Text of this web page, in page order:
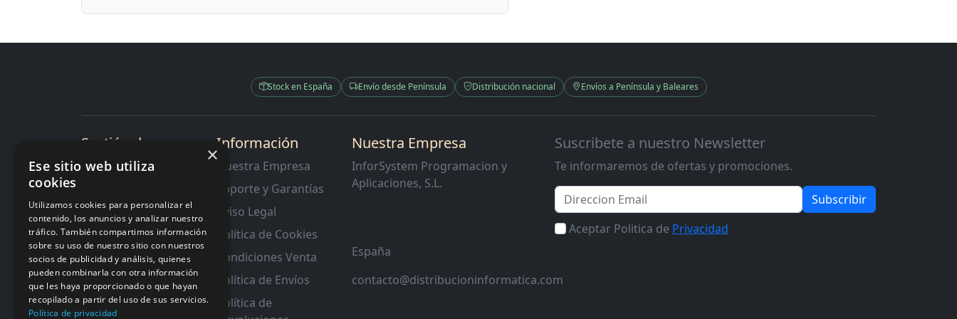
Stock en España Envío desde Península Distribución nacional Envíos a Península y Baleares
Sectión de
Interes
RMA y Garantias
Información
Nuestra Empresa
Soporte y Garantías
Aviso Legal
Política de Cookies
Condiciones Venta
Política de Envíos
Política de
Nuestra Empresa
InforSystem Programacion y
Aplicaciones, S.L.
España
contacto@distribucioninformatica.com
Suscribete a nuestro Newsletter
Te informaremos de ofertas y promociones.
Email
Subscribir
Aceptar Politica de Privacidad
×
Ese sitio web utiliza
cookies
Utilizamos cookies para personalizar el
contenido, los anuncios y analizar nuestro
tráfico. También compartimos información
sobre su uso de nuestro sitio con nuestros
socios de publicidad y análisis, quienes
pueden combinarla con otra información
que les haya proporcionado o que hayan
recopilado a partir del uso de sus servicios.
Política de privacidad